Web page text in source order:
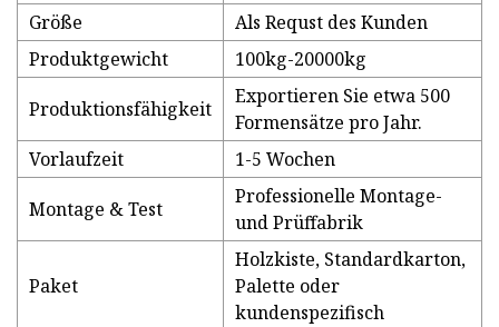
Größe
Als Requst des Kunden
Produktgewicht
100kg-20000kg
Produktionsfähigkeit
Exportieren Sie etwa 500
Formensätze pro Jahr.
Vorlaufzeit
1-5 Wochen
Montage & Test
Professionelle Montage-
und Prüffabrik
Paket
Holzkiste, Standardkarton,
Palette oder
kundenspezifisch